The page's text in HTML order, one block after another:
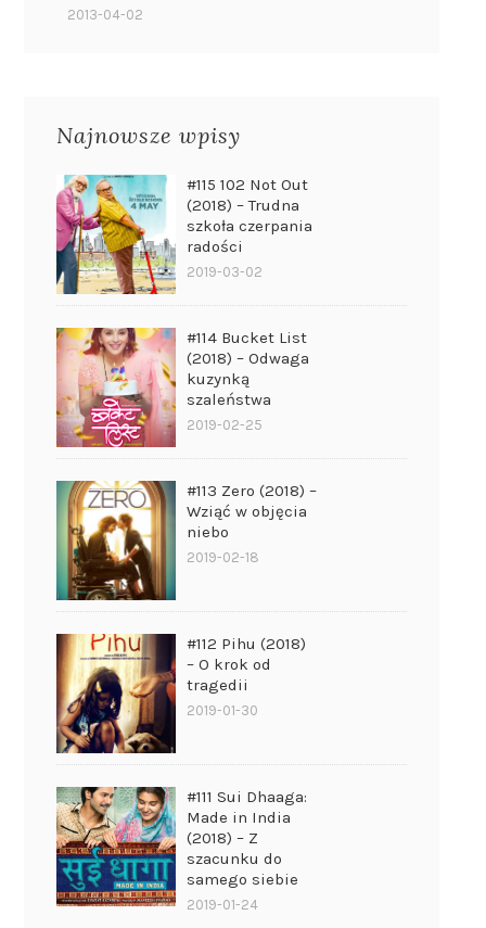
2013-04-02
Najnowsze wpisy
#115 102 Not Out
(2018) – Trudna
szkoła czerpania
radości
2019-03-02
#114 Bucket List
(2018) – Odwaga
kuzynką
szaleństwa
2019-02-25
#113 Zero (2018) –
Wziąć w objęcia
niebo
2019-02-18
#112 Pihu (2018)
– O krok od
tragedii
2019-01-30
#111 Sui Dhaaga:
Made in India
(2018) – Z
szacunku do
samego siebie
2019-01-24